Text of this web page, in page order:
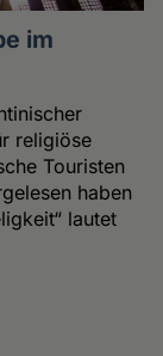
im
religiöse
Touristen
haben
lautet